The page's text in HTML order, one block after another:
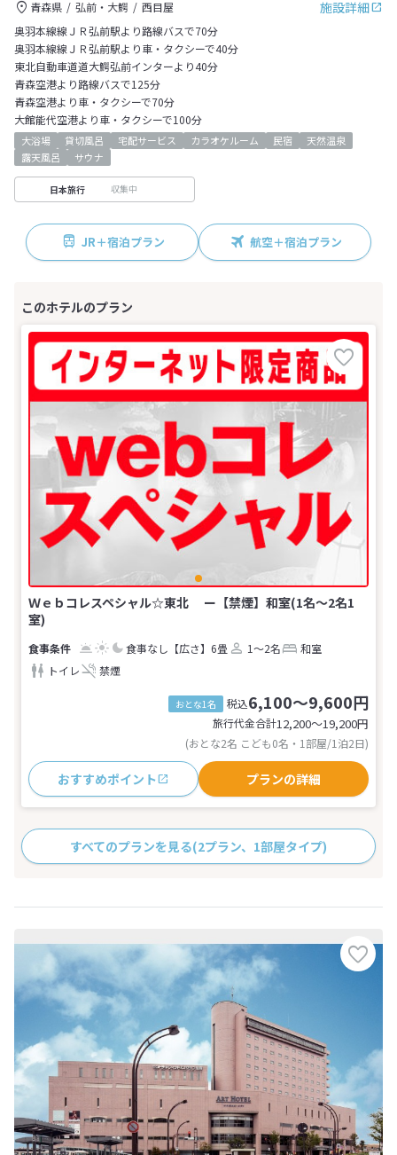
施設詳細
青森県 弘前・大鰐
西目屋
奥羽本線線ＪＲ弘前駅より路線バスで70分
奥羽本線線ＪＲ弘前駅より車・タクシーで40分
東北自動車道道大鰐弘前インターより40分
青森空港より路線バスで125分
青森空港より車・タクシーで70分
大館能代空港より車・タクシーで100分
大浴場 貸切風呂 宅配サービス カラオケルーム 民宿
天然温泉
露天風呂
サウナ
日本旅行 収集中
JR＋宿泊プラン 航空＋宿泊プラン
Ｗｅｂコレスペシャル☆東北 ー【禁煙】和室(1名～2名1
室)
食事なし 【広さ】6畳 1～2名
和室
トイレ
禁煙
おとな1名 税込6,100～9,600円
旅行代金合計12,200〜19,200円
(おとな2名 こども0名・1部屋/1泊2日)
おすすめポイント プランの詳細
すべてのプランを見る(2プラン、1部屋タイプ)